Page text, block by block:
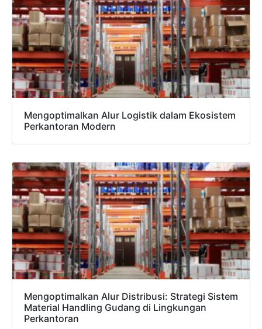
Mengoptimalkan Alur Logistik dalam Ekosistem
Perkantoran Modern
Mengoptimalkan Alur Distribusi: Strategi Sistem
Material Handling Gudang di Lingkungan
Perkantoran
SALES ASSISTANCE
Hubungi Tim Sales
Konsultasikan kebutuhan proyek Anda, dapatkan
estimasi cepat via WhatsApp.
Admin 1
6281310045708
CHAT
Admin 2
62811893101